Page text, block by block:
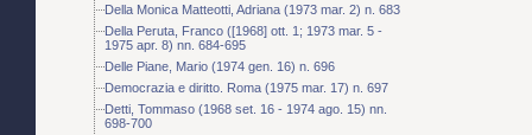
Della Monica Matteotti, Adriana (1973 mar. 2) n. 683
Della Peruta, Franco ([1968] ott. 1; 1973 mar. 5 -
1975 apr. 8) nn. 684-695
Delle Piane, Mario (1974 gen. 16) n. 696
Democrazia e diritto. Roma (1975 mar. 17) n. 697
Detti, Tommaso (1968 set. 16 - 1974 ago. 15) nn.
698-700